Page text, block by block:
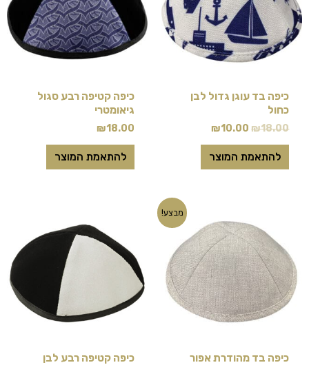
כיפה בד עוגן גדול לבן
כחול
₪18.00
₪10.00
להתאמת המוצר
כיפה קטיפה רבע סגול
גיאומטרי
₪18.00
להתאמת המוצר
מספר
סוגים.
ניתן
האפשרויות
המוצר
מבצע!
כיפה בד מהודרת אפור
המקורי
היה:
₪18.00.
המחיר
הנוכחי
הוא:
₪13.00.
כיפה קטיפה רבע לבן
זה
ניתן